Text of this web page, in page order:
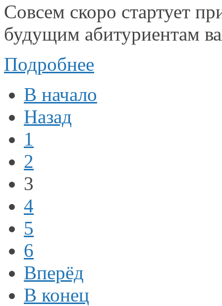
Совсем скоро стартует
будущим абитуриентам
Подробнее
В начало
Назад
1
2
3
4
5
6
Вперёд
В конец